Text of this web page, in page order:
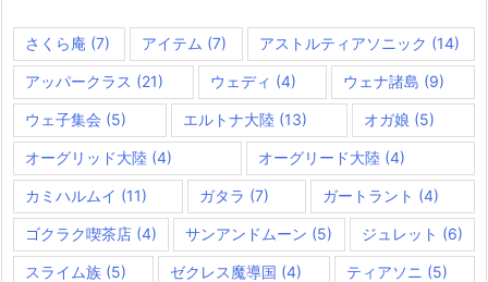
さくら庵 (7) アイテム (7) アストルティアソニック (14)
アッパークラス (21) ウェディ (4) ウェナ諸島 (9)
ウェ子集会 (5) エルトナ大陸 (13) オガ娘 (5)
オーグリッド大陸 (4) オーグリード大陸 (4)
カミハルムイ (11) ガタラ (7) ガートラント (4)
ゴクラク喫茶店 (4) サンアンドムーン (5) ジュレット (6)
スライム族 (5) ゼクレス魔導国 (4) ティアソニ (5)